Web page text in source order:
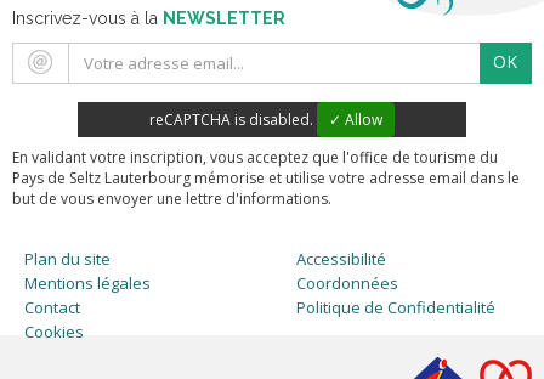
Inscrivez-vous à la NEWSLETTER
OK
reCAPTCHA is disabled.
✓ Allow
En validant votre inscription, vous acceptez que l'office de tourisme du
Pays de Seltz Lauterbourg mémorise et utilise votre adresse email dans le
but de vous envoyer une lettre d'informations.
Plan du site
Accessibilité
Mentions légales
Coordonnées
Contact
Politique de Confidentialité
Cookies